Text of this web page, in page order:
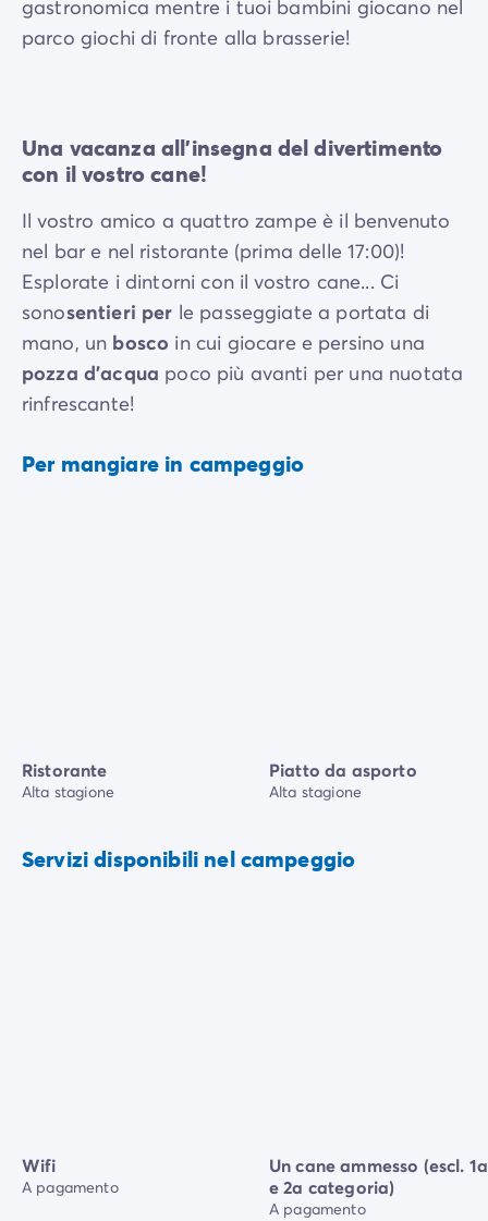
gastronomica mentre i tuoi bambini giocano nel
parco giochi di fronte alla brasserie!
Una vacanza all'insegna del divertimento
con il vostro cane!
Il vostro amico a quattro zampe è il benvenuto
nel bar e nel ristorante (prima delle 17:00)!
Esplorate i dintorni con il vostro cane... Ci
sonosentieri per le passeggiate a portata di
mano, un bosco in cui giocare e persino una
pozza d'acqua poco più avanti per una nuotata
rinfrescante!
Per mangiare in campeggio
Ristorante
Alta stagione
Piatto da asporto
Alta stagione
Servizi disponibili nel campeggio
Wifi
A pagamento
Un cane ammesso (escl. 1a
e 2a categoria)
A pagamento